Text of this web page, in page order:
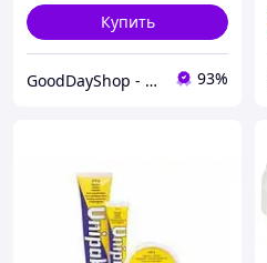
Купить
GoodDayShop - Онлайн магазин различных товаров 93%